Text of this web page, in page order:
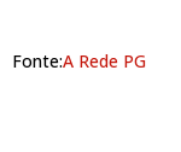
Fonte:A Rede PG